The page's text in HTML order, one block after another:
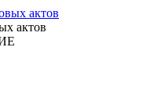
актов